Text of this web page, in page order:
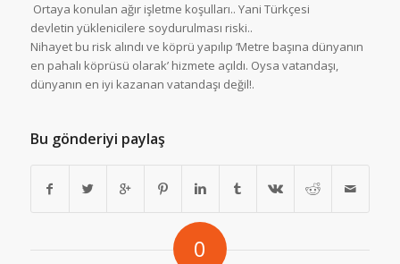
Ortaya konulan ağır işletme koşulları.. Yani Türkçesi
devletin yüklenicilere soydurulması riski..
Nihayet bu risk alındı ve köprü yapılıp ‘Metre başına dünyanın
en pahalı köprüsü olarak’ hizmete açıldı. Oysa vatandaşı,
dünyanın en iyi kazanan vatandaşı değil!.
Bu gönderiyi paylaş
0